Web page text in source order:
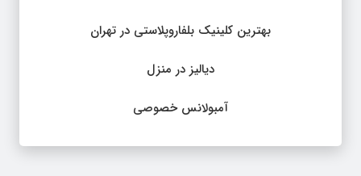
بهترین کلینیک بلفاروپلاستی در تهران
دیالیز در منزل
آمبولانس خصوصی